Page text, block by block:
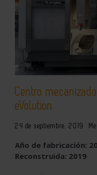
Centro
eVolution
24 de septiembre, 2019
Año de fabricación:
Reconstruida: 2019